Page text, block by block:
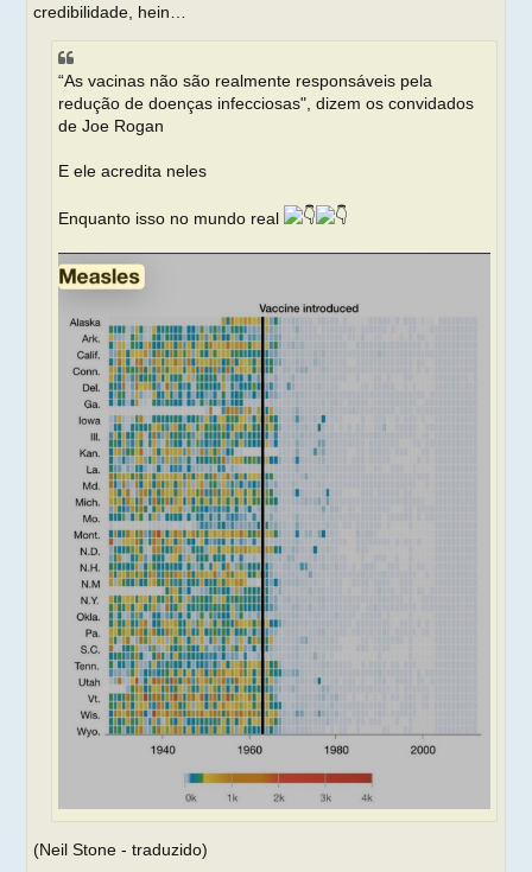
mcredibilidade, hein…
“As vacinas não são realmente responsáveis ​​pela
redução de doenças infecciosas", dizem os convidados
de Joe Rogan
E ele acredita neles
Enquanto isso no mundo real
(Neil Stone - traduzido)